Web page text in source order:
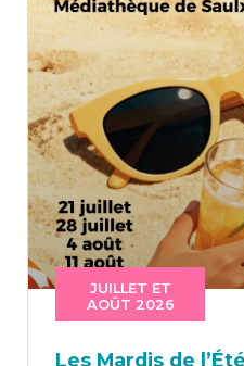
JUILLET ET
AOÛT 2026
Les Mar­dis de